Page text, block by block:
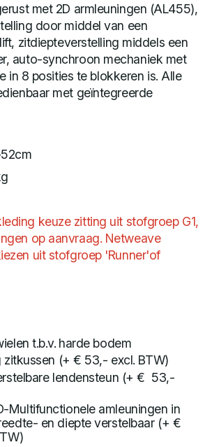
met 2D armleuningen (AL455),
door middel van een
zitdiepteverstelling middels een
auto-synchroon mechaniek met
in 8 posities te blokkeren is. Alle
met geïntegreerde
keuze zitting uit stofgroep G1,
op aanvraag. Netweave
uit stofgroep 'Runner'of
t.b.v. harde bodem
zitkussen (+ € 53,- excl. BTW)
lendensteun (+ € 53,-
Multifunctionele amleuningen in
en diepte verstelbaar (+ €